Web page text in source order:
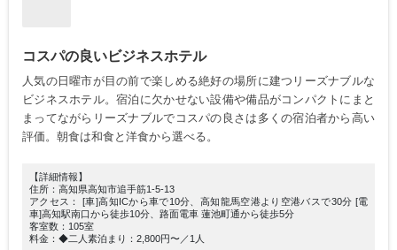
コスパの良いビジネスホテル
人気の日曜市が目の前で楽しめる絶好の場所に建つリーズナブルな
ビジネスホテル。宿泊に欠かせない設備や備品がコンパクトにまと
まってながらリーズナブルでコスパの良さは多くの宿泊者から高い
評価。朝食は和食と洋食から選べる。
【詳細情報】
住所：高知県高知市追手筋1-5-13
アクセス： [車]高知ICから車で10分、高知龍馬空港より空港バスで30分 [電
車]高知駅南口から徒歩10分、路面電車 蓮池町通から徒歩5分
客室数：105室
料金：◆二人素泊まり：2,800円〜／1人